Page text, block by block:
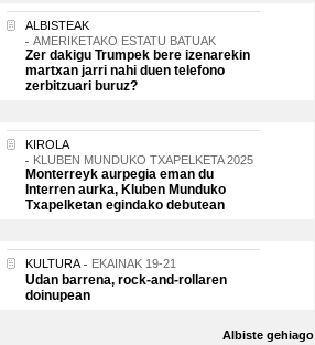
ALBISTEAK
AMERIKETAKO ESTATU BATUAK
Zer dakigu Trumpek bere izenarekin
martxan jarri nahi duen telefono
zerbitzuari buruz?
KIROLA
KLUBEN MUNDUKO TXAPELKETA 2025
Monterreyk aurpegia eman du
Interren aurka, Kluben Munduko
Txapelketan egindako debutean
KULTURA EKAINAK 19-21
Udan barrena, rock-and-rollaren
doinupean
Albiste gehiago